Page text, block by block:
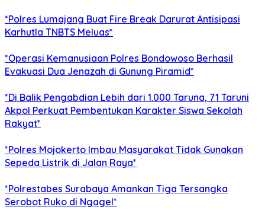
*Polres Lumajang Buat Fire Break Darurat Antisipasi
Karhutla TNBTS Meluas*
*Operasi Kemanusiaan Polres Bondowoso Berhasil
Evakuasi Dua Jenazah di Gunung Piramid*
*Di Balik Pengabdian Lebih dari 1.000 Taruna, 71 Taruni
Akpol Perkuat Pembentukan Karakter Siswa Sekolah
Rakyat*
*Polres Mojokerto Imbau Masyarakat Tidak Gunakan
Sepeda Listrik di Jalan Raya*
*Polrestabes Surabaya Amankan Tiga Tersangka
Serobot Ruko di Ngagel*